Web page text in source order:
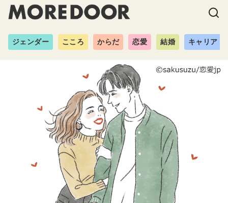
ジェンダー こころ からだ 恋愛 結婚 キャリア